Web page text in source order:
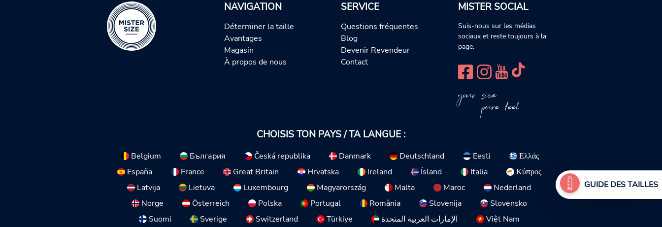
NAVIGATION
Déterminer la taille
Avantages
Magasin
À propos de nous
SERVICE
Questions fréquentes
Blog
Devenir Revendeur
Contact
MISTER SOCIAL
Suis-nous sur les médias
sociaux et reste toujours à la
page.
your size
pure feel
CHOISIS TON PAYS / TA LANGUE :
Belgium България Česká republika Danmark Deutschland Eesti
Ελλάς
España
France Great Britain Hrvatska Ireland Ísland Italia
Κύπρος
Latvija
Lietuva Luxembourg Magyarország Malta Maroc
Nederland
Norge
Österreich Polska Portugal România Slovenija
Slovensko
Suomi
Sverige Switzerland Türkiye الإمارات العربية المتحدة
Việt Nam
GUIDE DES TAILLES